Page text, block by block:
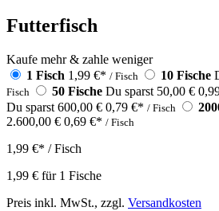
Futterfisch
Kaufe mehr & zahle weniger
1 Fisch 1,99 €* / Fisch 10 Fische
Fisch
50 Fische Du sparst 50,00 €
Du sparst 600,00 € 0,79 €* / Fisch
2.600,00 € 0,69 €* / Fisch
1,99 €* / Fisch
1,99 € für 1 Fische
Preis inkl. MwSt., zzgl. Versandkosten